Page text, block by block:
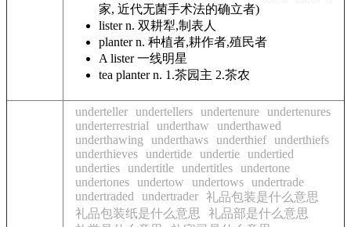
家, 近代无菌手术法的确立者)
listern. 双耕犁,制表人
plantern. 种植者,耕作者,殖民者
A lister一线明星
tea plantern. 1.茶园主 2.茶农
underteller undertellers undertenure undertenures
underterrestrial
underthaw
underthawed
underthawing
underthaws underthief underthiefs
underthieves undertide undertie undertied
underties undertitle undertitles undertone
undertones undertow undertows undertrade
undertraded
undertrader
礼品包装是什么意思
礼品包装纸是什么意思
礼品部是什么意思